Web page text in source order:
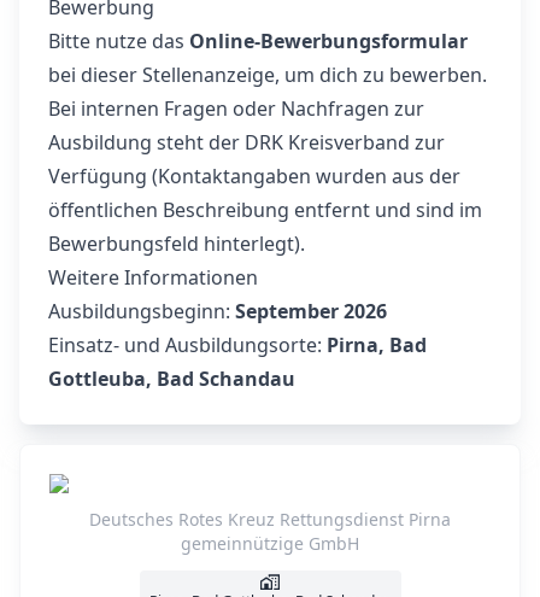
Bewerbung
Bitte nutze das Online-Bewerbungsformular
bei dieser Stellenanzeige, um dich zu bewerben.
Bei internen Fragen oder Nachfragen zur
Ausbildung steht der DRK Kreisverband zur
Verfügung (Kontaktangaben wurden aus der
öffentlichen Beschreibung entfernt und sind im
Bewerbungsfeld hinterlegt).
Weitere Informationen
Ausbildungsbeginn: September 2026
Einsatz- und Ausbildungsorte: Pirna, Bad
Gottleuba, Bad Schandau
Deutsches Rotes Kreuz Rettungsdienst Pirna
gemeinnützige GmbH